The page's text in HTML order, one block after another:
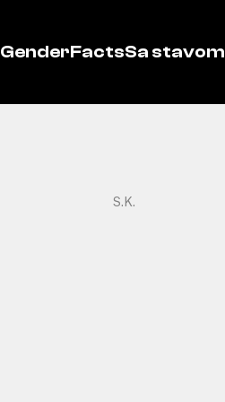
GenderFactsSa stavom
S.K.